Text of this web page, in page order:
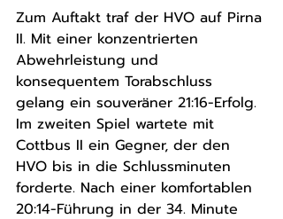
Zum Auftakt traf der HVO auf Pirna
II. Mit einer konzentrierten
Abwehrleistung und
konsequentem Torabschluss
gelang ein souveräner 21:16-Erfolg.
Im zweiten Spiel wartete mit
Cottbus II ein Gegner, der den
HVO bis in die Schlussminuten
forderte. Nach einer komfortablen
20:14-Führung in der 34. Minute